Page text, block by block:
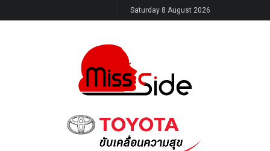
Saturday 8 August 2026